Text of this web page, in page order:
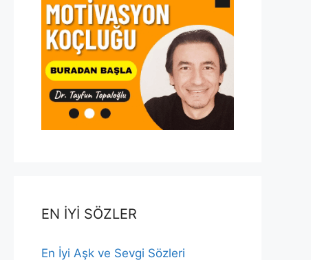
EN İYİ SÖZLER
En İyi Aşk ve Sevgi Sözleri